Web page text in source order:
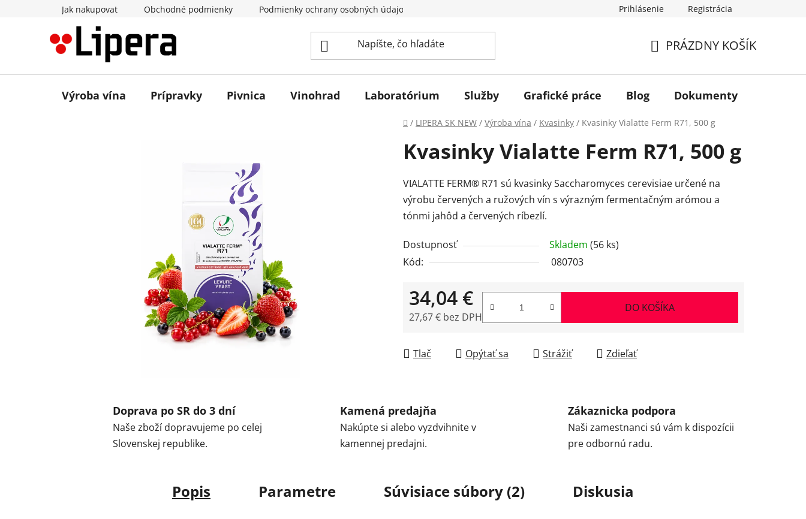
Jak nakupovat Obchodné podmienky Podmienky ochrany osobných údajov Prihlásenie Registrácia
KOŠÍK
PRÁZDNY KOŠÍK
Výroba vína Prípravky Pivnica Vinohrad Laboratórium Služby Grafické práce Blog Dokumenty
Domov
/ LIPERA SK NEW / Výroba vína / Kvasinky / Kvasinky Vialatte Ferm R71, 500 g
Kvasinky Vialatte Ferm R71, 500 g
VIALATTE FERM® R71 sú kvasinky Saccharomyces cerevisiae určené na
výrobu červených a ružových vín s výrazným fermentačným arómou a
tónmi jahôd a červených ríbezlí.
Dostupnosť Skladem (56 ks)
Kód:
080703
34,04 €
27,67 € bez DPH
DO KOŠÍKA
Tlač Opýtať sa Strážiť Zdieľať
Doprava po SR do 3 dní
Naše zboží dopravujeme po celej
Slovenskej republike.
Kamená predajňa
Nakúpte si alebo vyzdvihnite v
kamennej predajni.
Zákaznicka podpora
Naši zamestnanci sú vám k dispozícii
pre odbornú radu.
Popis Parametre Súvisiace súbory (2) Diskusia